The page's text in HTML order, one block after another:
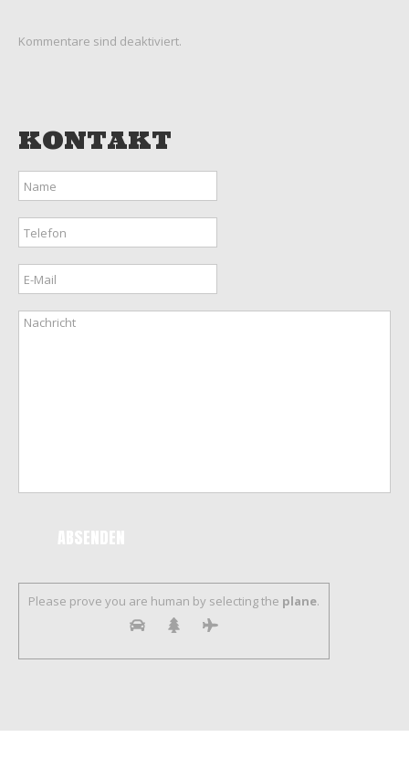
Kommentare sind deaktiviert.
KONTAKT
Please prove you are human by selecting the plane.